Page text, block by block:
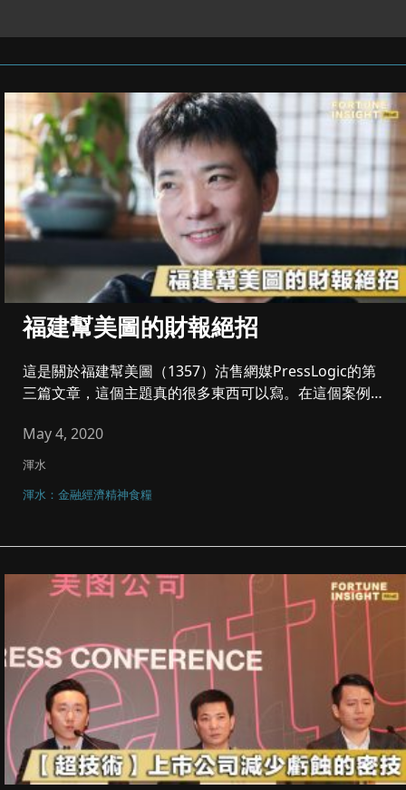
福建幫美圖的財報絕招
這是關於福建幫美圖（1357）沽售網媒PressLogic的第
三篇文章，這個主題真的很多東西可以寫。在這個案例
May 4, 2020
渾水
渾水：金融經濟精神食糧